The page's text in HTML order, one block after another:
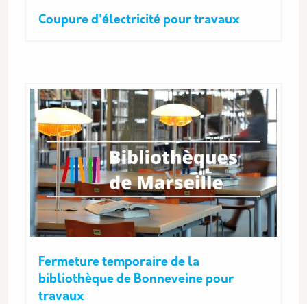
Coupure d'électricité pour travaux
Fermeture temporaire de la
bibliothèque de Bonneveine pour
travaux